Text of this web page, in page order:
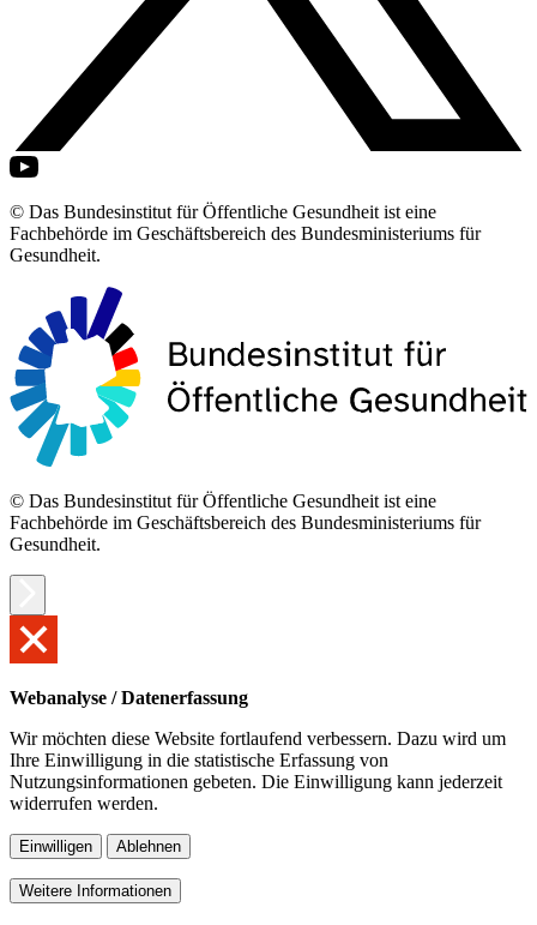
© Das Bundesinstitut für Öffentliche Gesundheit ist eine
Fachbehörde im Geschäftsbereich des Bundesministeriums für
Gesundheit.
© Das Bundesinstitut für Öffentliche Gesundheit ist eine
Fachbehörde im Geschäftsbereich des Bundesministeriums für
Gesundheit.
Webanalyse / Datenerfassung
Wir möchten diese Website fortlaufend verbessern. Dazu wird um
Ihre Einwilligung in die statistische Erfassung von
Nutzungsinformationen gebeten. Die Einwilligung kann jederzeit
widerrufen werden.
Einwilligen Ablehnen
Weitere Informationen